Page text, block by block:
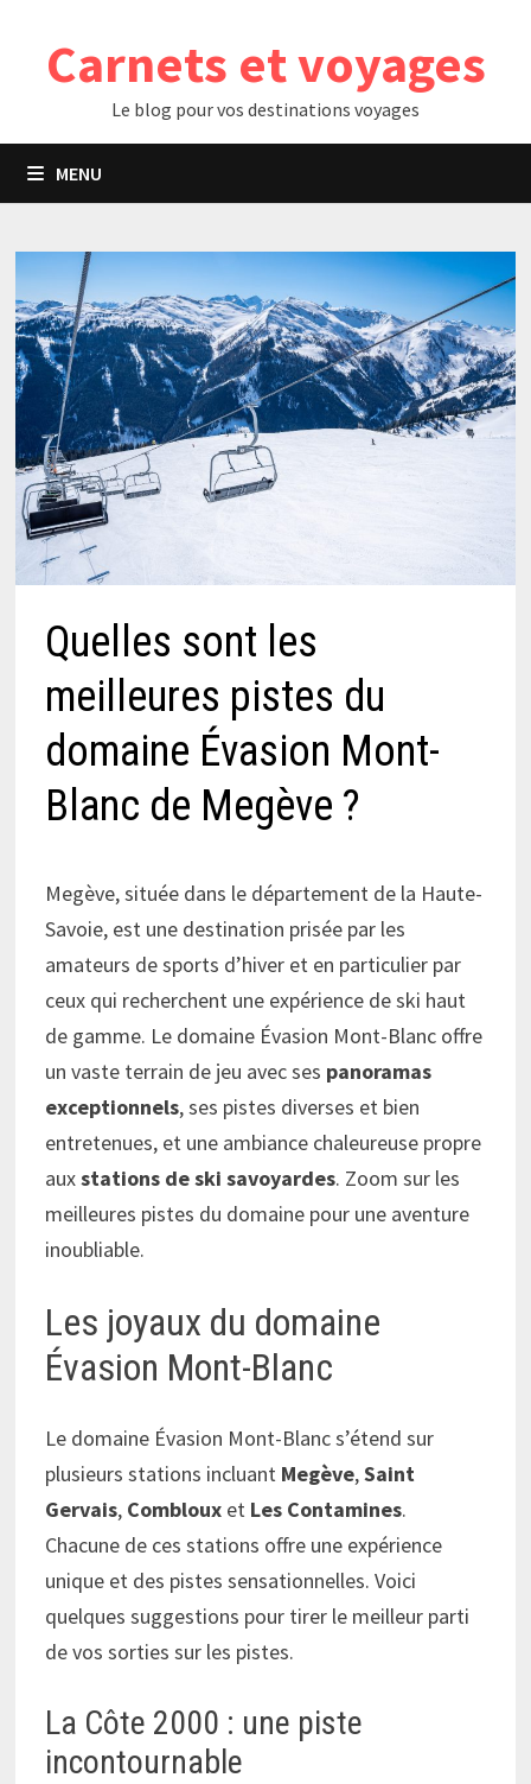
contenuCarnets et voyages
Le blog pour vos destinations voyages
MENU
Quelles sont les
meilleures pistes du
domaine Évasion Mont-
Blanc de Megève ?
Megève, située dans le département de la Haute-
Savoie, est une destination prisée par les
amateurs de sports d’hiver et en particulier par
ceux qui recherchent une expérience de ski haut
de gamme. Le domaine Évasion Mont-Blanc offre
un vaste terrain de jeu avec ses panoramas
exceptionnels, ses pistes diverses et bien
entretenues, et une ambiance chaleureuse propre
auxstations de ski savoyardes. Zoom sur les
meilleures pistes du domaine pour une aventure
inoubliable.
Les joyaux du domaine
Évasion Mont-Blanc
Le domaine Évasion Mont-Blanc s’étend sur
plusieurs stations incluant Megève,Saint
Gervais, Combloux et Les Contamines.
Chacune de ces stations offre une expérience
unique et des pistes sensationnelles. Voici
quelques suggestions pour tirer le meilleur parti
de vos sorties sur les pistes.
La Côte 2000 : une piste
incontournable